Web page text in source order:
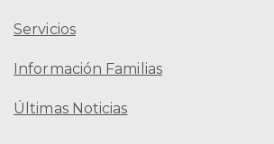
Servicios
Información Familias
Últimas Noticias